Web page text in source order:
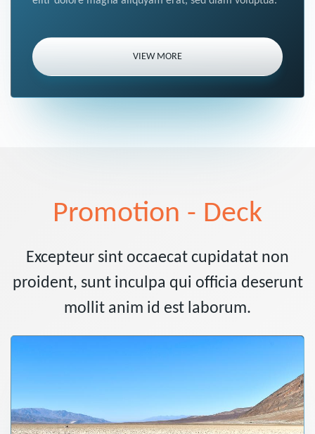
VIEW MORE
Promotion - Deck
Excepteur sint occaecat cupidatat non
proident, sunt inculpa qui officia deserunt
mollit anim id est laborum.